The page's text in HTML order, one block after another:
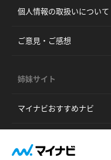
個人情報の取扱いについて
ご意見・ご感想
姉妹サイト
マイナビおすすめナビ